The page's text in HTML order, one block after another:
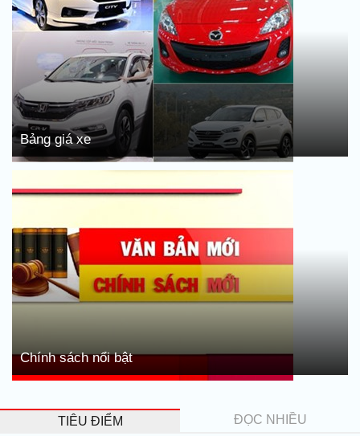
Bảng giá xe
Chính sách nổi bật
TIÊU ĐIỂM ĐỌC NHIỀU